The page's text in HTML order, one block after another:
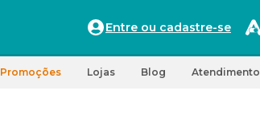
Entre ou cadastre-se
Promoções Lojas Blog Atendimento